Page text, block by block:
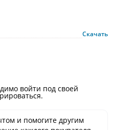
Скачать
войти под своей
и помогите другим